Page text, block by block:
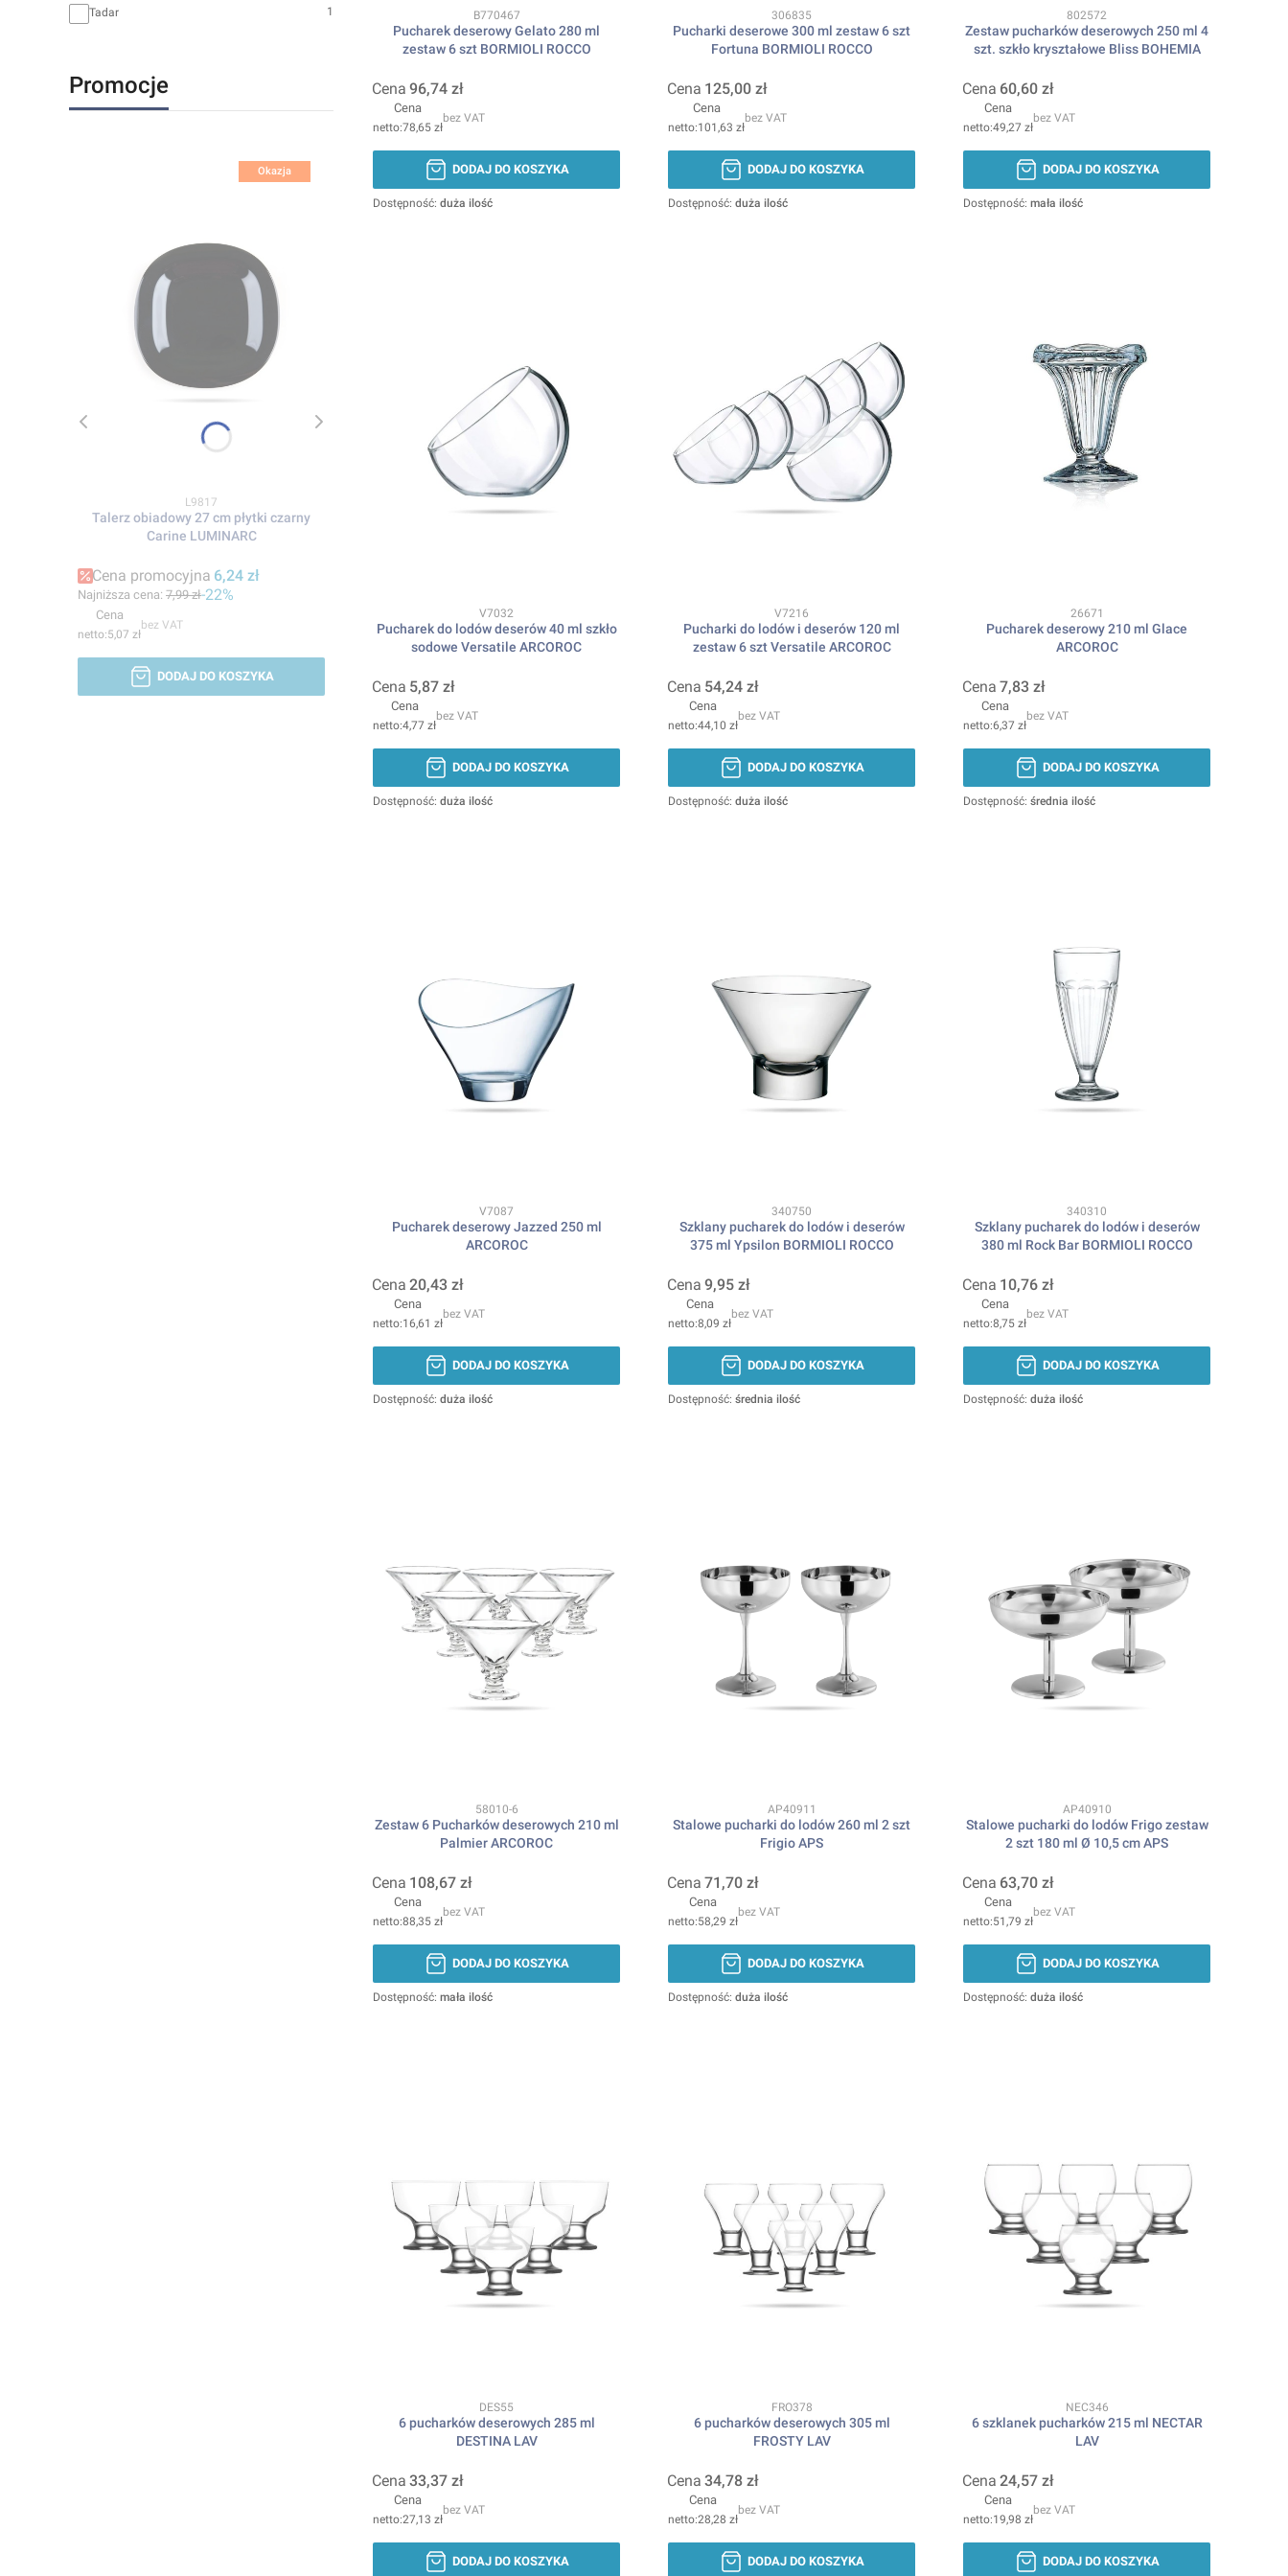
Tadar 1
Promocje
Okazja
Kod produktu
L9817
Talerz obiadowy 27 cm płytki czarny
Carine LUMINARC
Cena promocyjna 6,24 zł
Najniższa cena: 7,99 zł-22%
Cena
5,07 zł
bez VAT
DODAJ DO KOSZYKA
Kod produktu
B770467
Pucharek deserowy Gelato 280 ml
zestaw 6 szt BORMIOLI ROCCO
Cena 96,74 zł
Cena
78,65 zł
bez VAT
DODAJ DO KOSZYKA
Dostępność: duża ilość
Kod produktu
306835
Pucharki deserowe 300 ml zestaw 6 szt
Fortuna BORMIOLI ROCCO
Cena 125,00 zł
Cena
101,63 zł
bez VAT
DODAJ DO KOSZYKA
Dostępność: duża ilość
Kod produktu
802572
Zestaw pucharków deserowych 250 ml 4
szt. szkło kryształowe Bliss BOHEMIA
Cena 60,60 zł
Cena
49,27 zł
bez VAT
DODAJ DO KOSZYKA
Dostępność: mała ilość
Kod produktu
V7032
Pucharek do lodów deserów 40 ml szkło
sodowe Versatile ARCOROC
Cena 5,87 zł
Cena
4,77 zł
bez VAT
DODAJ DO KOSZYKA
Dostępność: duża ilość
Kod produktu
V7216
Pucharki do lodów i deserów 120 ml
zestaw 6 szt Versatile ARCOROC
Cena 54,24 zł
Cena
44,10 zł
bez VAT
DODAJ DO KOSZYKA
Dostępność: duża ilość
Kod produktu
26671
Pucharek deserowy 210 ml Glace
ARCOROC
Cena 7,83 zł
Cena
6,37 zł
bez VAT
DODAJ DO KOSZYKA
Dostępność: średnia ilość
Kod produktu
V7087
Pucharek deserowy Jazzed 250 ml
ARCOROC
Cena 20,43 zł
Cena
16,61 zł
bez VAT
DODAJ DO KOSZYKA
Dostępność: duża ilość
Kod produktu
340750
Szklany pucharek do lodów i deserów
375 ml Ypsilon BORMIOLI ROCCO
Cena 9,95 zł
Cena
8,09 zł
bez VAT
DODAJ DO KOSZYKA
Dostępność: średnia ilość
Kod produktu
340310
Szklany pucharek do lodów i deserów
380 ml Rock Bar BORMIOLI ROCCO
Cena 10,76 zł
Cena
8,75 zł
bez VAT
DODAJ DO KOSZYKA
Dostępność: duża ilość
Kod produktu
58010-6
Zestaw 6 Pucharków deserowych 210 ml
Palmier ARCOROC
Cena 108,67 zł
Cena
88,35 zł
bez VAT
DODAJ DO KOSZYKA
Dostępność: mała ilość
Kod produktu
AP40911
Stalowe pucharki do lodów 260 ml 2 szt
Frigio APS
Cena 71,70 zł
Cena
58,29 zł
bez VAT
DODAJ DO KOSZYKA
Dostępność: duża ilość
Kod produktu
AP40910
Stalowe pucharki do lodów Frigo zestaw
2 szt 180 ml Ø 10,5 cm APS
Cena 63,70 zł
Cena
51,79 zł
bez VAT
DODAJ DO KOSZYKA
Dostępność: duża ilość
Kod produktu
DES55
6 pucharków deserowych 285 ml
DESTINA LAV
Cena 33,37 zł
Cena
27,13 zł
bez VAT
DODAJ DO KOSZYKA
Kod produktu
FRO378
6 pucharków deserowych 305 ml
FROSTY LAV
Cena 34,78 zł
Cena
28,28 zł
bez VAT
DODAJ DO KOSZYKA
Kod produktu
NEC346
6 szklanek pucharków 215 ml NECTAR
LAV
Cena 24,57 zł
Cena
19,98 zł
bez VAT
DODAJ DO KOSZYKA